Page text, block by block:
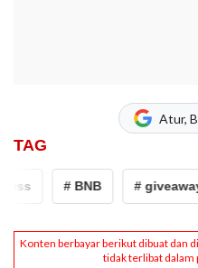
Atur,
TAG
# BNB # giveaway